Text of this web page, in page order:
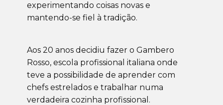
experimentando coisas novas e
mantendo-se fiel à tradição.
Aos 20 anos decidiu fazer o Gambero
Rosso, escola profissional italiana onde
teve a possibilidade de aprender com
chefs estrelados e trabalhar numa
verdadeira cozinha profissional.